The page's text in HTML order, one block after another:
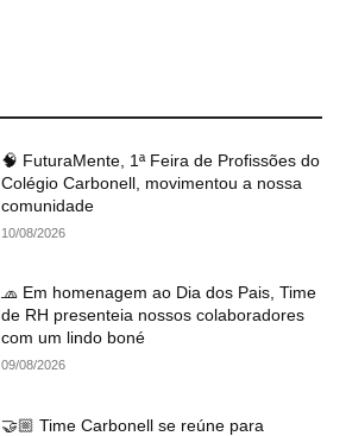
🧠 FuturaMente, 1ª Feira de Profissões do
Colégio Carbonell, movimentou a nossa
comunidade
10/08/2026
🧢 Em homenagem ao Dia dos Pais, Time
de RH presenteia nossos colaboradores
com um lindo boné
09/08/2026
🤝🏼 Time Carbonell se reúne para